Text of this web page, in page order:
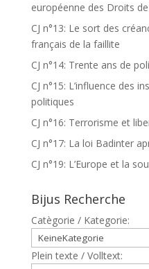
européenne des Droits de
CJ n°13: Le sort des
français de la faillite
CJ n°14: Trente ans de
CJ n°15: L’influence des
politiques
CJ n°16: Terrorisme et
CJ n°17: La loi Badinter
CJ n°19: L’Europe et la
Bijus Recherche
Catègorie / Kategorie:
Plein texte / Volltext: